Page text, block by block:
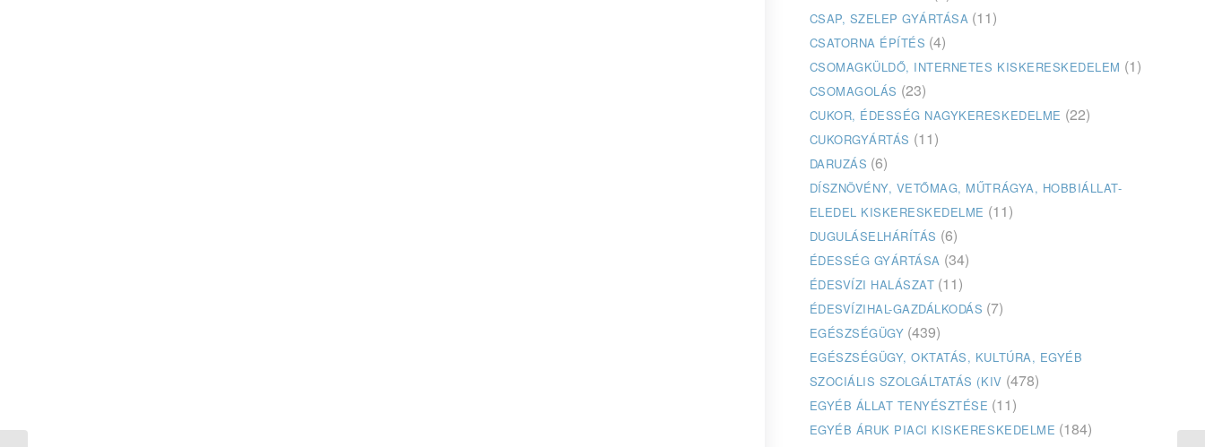
CSAP, SZELEP GYÁRTÁSA (11)
CSATORNA ÉPÍTÉS (4)
CSOMAGKÜLDŐ, INTERNETES KISKERESKEDELEM (1)
CSOMAGOLÁS (23)
CUKOR, ÉDESSÉG NAGYKERESKEDELME (22)
CUKORGYÁRTÁS (11)
DARUZÁS (6)
DÍSZNÖVÉNY, VETŐMAG, MŰTRÁGYA, HOBBIÁLLAT-
ELEDEL KISKERESKEDELME (11)
DUGULÁSELHÁRÍTÁS (6)
ÉDESSÉG GYÁRTÁSA (34)
ÉDESVÍZI HALÁSZAT (11)
ÉDESVÍZIHAL-GAZDÁLKODÁS (7)
EGÉSZSÉGÜGY (439)
EGÉSZSÉGÜGY, OKTATÁS, KULTÚRA, EGYÉB
SZOCIÁLIS SZOLGÁLTATÁS (KIV (478)
EGYÉB ÁLLAT TENYÉSZTÉSE (11)
EGYÉB ÁRUK PIACI KISKERESKEDELME (184)